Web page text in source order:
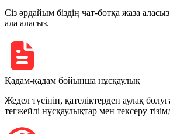
Сіз әрдайым біздің чат-ботқа жаза
ала аласыз.
Қадам-қадам бойынша нұсқаулық
Жедел түсініп, қателіктерден аулақ
тегжейлі нұсқаулықтар мен тексеру